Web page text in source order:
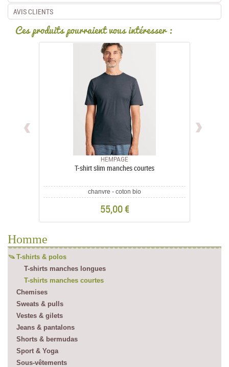
AVIS CLIENTS
Ces produits pourraient vous intéresser :
HEMPAGE
T-shirt slim manches courtes
chanvre - coton bio
55,00 €
Homme
T-shirts & polos
T-shirts manches longues
T-shirts manches courtes
Chemises
Sweats & pulls
Vestes & gilets
Jeans & pantalons
Shorts & bermudas
Sport & Yoga
Sous-vêtements